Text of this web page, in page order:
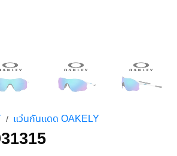
/ แว่นกันแดด OAKELY